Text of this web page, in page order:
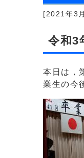
[2021年3
令和3
本日は，
業生の今